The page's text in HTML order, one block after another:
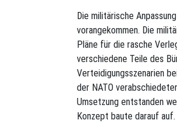
Die militärische
vorangekommen. Die
Pläne für die rasche
verschiedene Teile des
Verteidigungsszenarien
der NATO
Umsetzung entstanden
Konzept baute darauf auf.